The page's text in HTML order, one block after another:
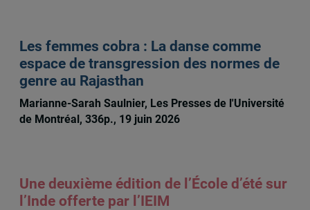
Les femmes cobra : La danse comme
espace de transgression des normes de
genre au Rajasthan
Marianne-Sarah Saulnier, Les Presses de l'Université
de Montréal, 336p., 19 juin 2026
Une deuxième édition de l’École d’été sur
l’Inde offerte par l’IEIM